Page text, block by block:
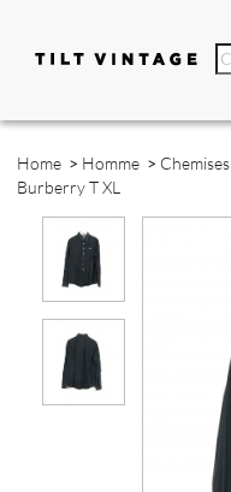
Home > Homme > Chemises
Burberry T XL